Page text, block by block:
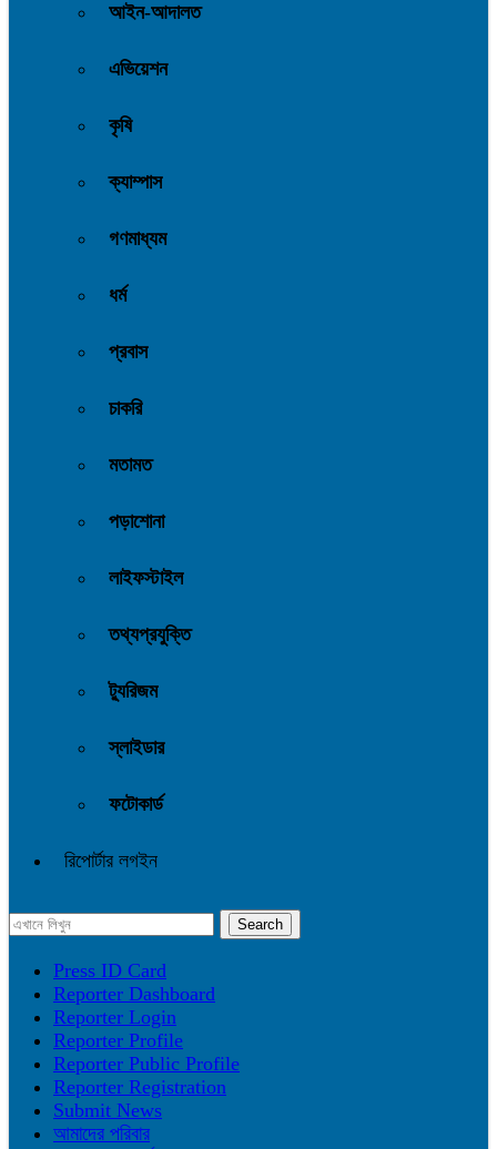
আইন-আদালত
এভিয়েশন
কৃষি
ক্যাম্পাস
গণমাধ্যম
ধর্ম
প্রবাস
চাকরি
মতামত
পড়াশোনা
লাইফস্টাইল
তথ্যপ্রযুক্তি
ট্যুরিজম
স্লাইডার
ফটোকার্ড
রিপোর্টার লগইন
Press ID Card
Reporter Dashboard
Reporter Login
Reporter Profile
Reporter Public Profile
Reporter Registration
Submit News
আমাদের পরিবার